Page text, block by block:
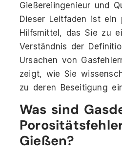
Gießereiingenieur und
Dieser Leitfaden ist ein
Hilfsmittel, das Sie zu
Verständnis der
Ursachen von
zeigt, wie Sie
zu deren Beseitigung
Was sind
Gießen?